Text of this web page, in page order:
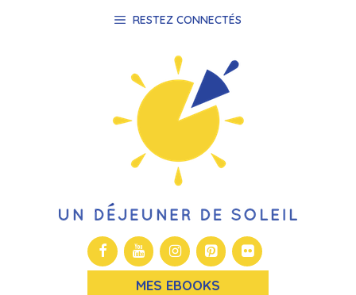
RESTEZ CONNECTÉS
MES EBOOKS